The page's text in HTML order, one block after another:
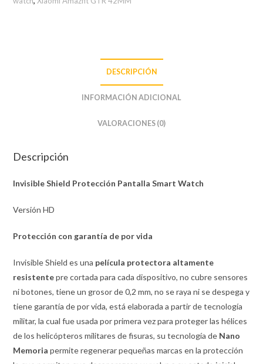
DESCRIPCIÓN
INFORMACIÓN ADICIONAL
VALORACIONES (0)
Descripción
Invisible Shield Protección Pantalla Smart Watch
Versión HD
Protección con garantía de por vida
Invisible Shield es una película protectora altamente
resistentepre cortada para cada dispositivo, no cubre sensores
ni botones, tiene un grosor de 0,2 mm, no se raya ni se despega y
tiene garantía de por vida, está elaborada a partir de tecnología
militar, la cual fue usada por primera vez para proteger las hélices
de los helicópteros militares de fisuras, su tecnología de Nano
Memoria permite regenerar pequeñas marcas en la protección